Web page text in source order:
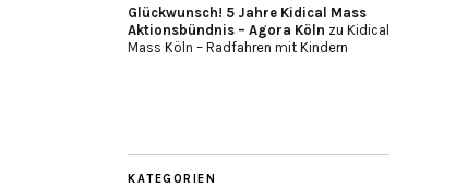
Glückwunsch! 5 Jahre Kidical Mass
Aktionsbündnis – Agora Köln zu Kidical
Mass Köln – Radfahren mit Kindern
KATEGORIEN